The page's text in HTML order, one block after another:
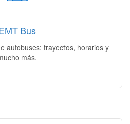
Bus
autobuses: trayectos, horarios y
más.
Acceso